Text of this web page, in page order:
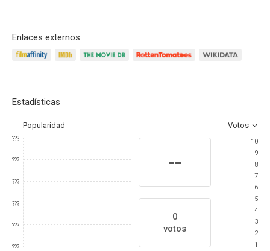
Enlaces externos
Estadísticas
Popularidad Votos
???
???
???
???
???
???
--
0
votos
10
9
8
7
6
5
4
3
2
1